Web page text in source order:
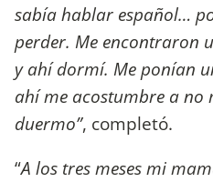
sabía hablar español…
perder. Me encontraron
y ahí dormí. Me ponían
ahí me acostumbre a no
duermo”, completó.
“A los tres meses mi